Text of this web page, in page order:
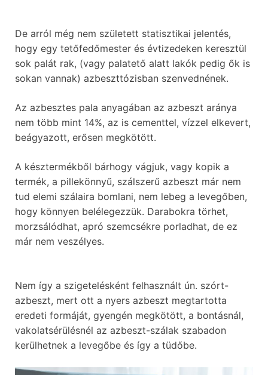
De arról még nem született statisztikai jelentés,
hogy egy tetőfedőmester és évtizedeken keresztül
sok palát rak, (vagy palatető alatt lakók pedig ők is
sokan vannak) azbeszttózisban szenvednének.
Az azbesztes pala anyagában az azbeszt aránya
nem több mint 14%, az is cementtel, vízzel elkevert,
beágyazott, erősen megkötött.
A késztermékből bárhogy vágjuk, vagy kopik a
termék, a pillekönnyű, szálszerű azbeszt már nem
tud elemi szálaira bomlani, nem lebeg a levegőben,
hogy könnyen belélegezzük. Darabokra törhet,
morzsálódhat, apró szemcsékre porladhat, de ez
már nem veszélyes.
Nem így a szigetelésként felhasznált ún. szórt-
azbeszt, mert ott a nyers azbeszt megtartotta
eredeti formáját, gyengén megkötött, a bontásnál,
vakolatsérülésnél az azbeszt-szálak szabadon
kerülhetnek a levegőbe és így a tüdőbe.